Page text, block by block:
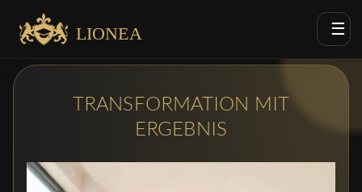
LIONEA ☰
TRANSFORMATION MIT
ERGEBNIS